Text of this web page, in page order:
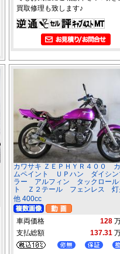
買取修理も致します♪
カワサキ ＺＥＰＨＹＲ４００
ムペイント ＵＰハン ダイシン
ラー アルフィン タックロール
ト Ｚ２テール フェンレス 灯
他 400cc
車両価格 128
支払総額
137.31